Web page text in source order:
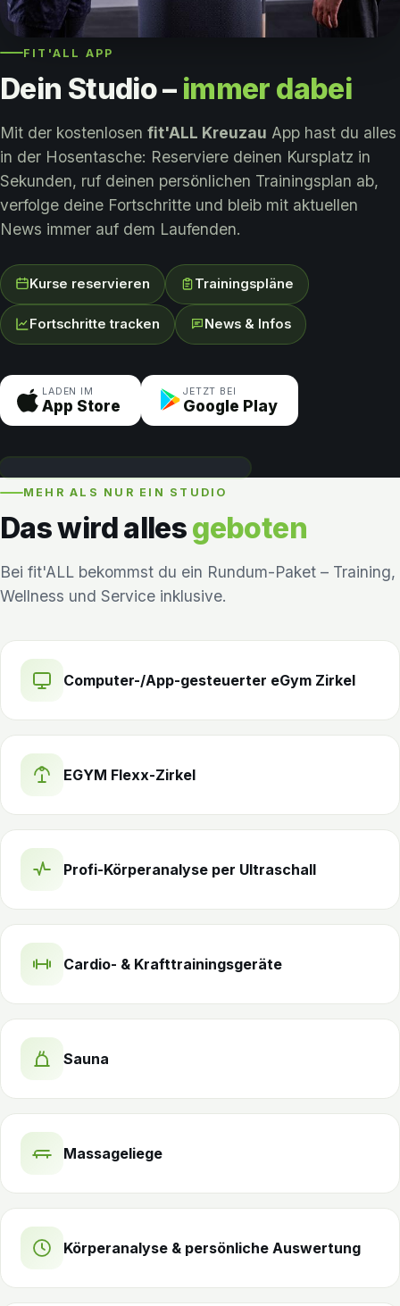
FIT'ALL APP
Dein Studio – immer dabei
Mit der kostenlosen fit'ALL Kreuzau App hast du alles
in der Hosentasche: Reserviere deinen Kursplatz in
Sekunden, ruf deinen persönlichen Trainingsplan ab,
verfolge deine Fortschritte und bleib mit aktuellen
News immer auf dem Laufenden.
Kurse reservieren Trainingspläne
Fortschritte tracken News & Infos
LADEN IM
App Store
JETZT BEI
Google Play
MEHR ALS NUR EIN STUDIO
Das wird allesgeboten
Bei fit'ALL bekommst du ein Rundum-Paket – Training,
Wellness und Service inklusive.
Computer-/App-gesteuerter eGym Zirkel
EGYM Flexx-Zirkel
Profi-Körperanalyse per Ultraschall
Cardio- & Krafttrainingsgeräte
Sauna
Massageliege
Körperanalyse & persönliche Auswertung